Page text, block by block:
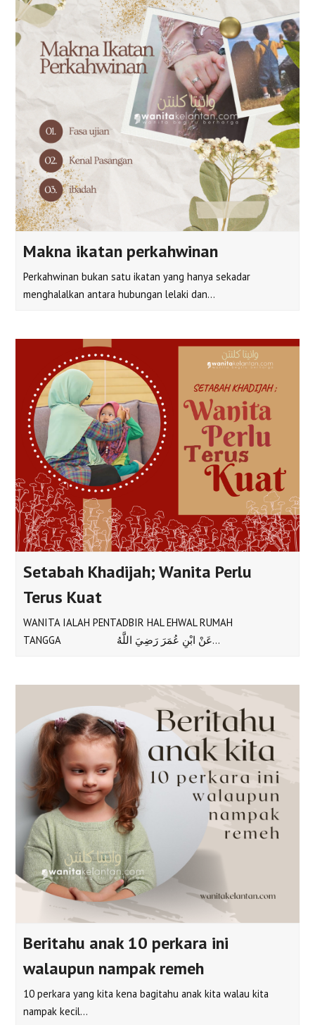
Makna ikatan perkahwinan
Perkahwinan bukan satu ikatan yang hanya sekadar
menghalalkan antara hubungan lelaki dan…
Setabah Khadijah; Wanita Perlu
Terus Kuat
WANITA IALAH PENTADBIR HAL EHWAL RUMAH
TANGGA عَنْ ابْنِ عُمَرَ رَضِيَ اللَّهُ…
Beritahu anak 10 perkara ini
walaupun nampak remeh
10 perkara yang kita kena bagitahu anak kita walau kita
nampak kecil…